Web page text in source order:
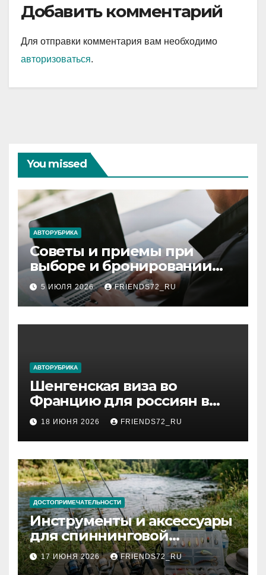
Добавить комментарий
Для отправки комментария вам необходимо
авторизоваться.
You missed
АВТОРУБРИКА
Советы и приемы при
выборе и бронировании
авиабилетов
5 ИЮЛЯ 2026 FRIENDS72_RU
АВТОРУБРИКА
Шенгенская виза во
Францию для россиян в
2026 году: сроки от 3 дней
и список необходимых
документов
18 ИЮНЯ 2026 FRIENDS72_RU
ДОСТОПРИМЕЧАТЕЛЬНОСТИ
Инструменты и аксессуары
для спиннинговой
рыбалки: назначение и
типы
17 ИЮНЯ 2026 FRIENDS72_RU